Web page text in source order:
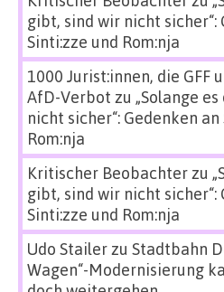
gibt, sind wir nicht sicher“:
Sinti:zze und Rom:nja
1000 Jurist:innen, die GFF
AfD-Verbot zu „Solange
nicht sicher“: Gedenken
Rom:nja
Kritischer Beobachterzu
gibt, sind wir nicht sicher“:
Sinti:zze und Rom:nja
Udo Stailerzu Stadtbahn
Wagen“-Modernisierung